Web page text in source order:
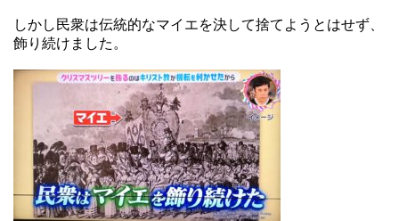
しかし民衆は伝統的なマイエを決して捨てようとはせず、
飾り続けました。